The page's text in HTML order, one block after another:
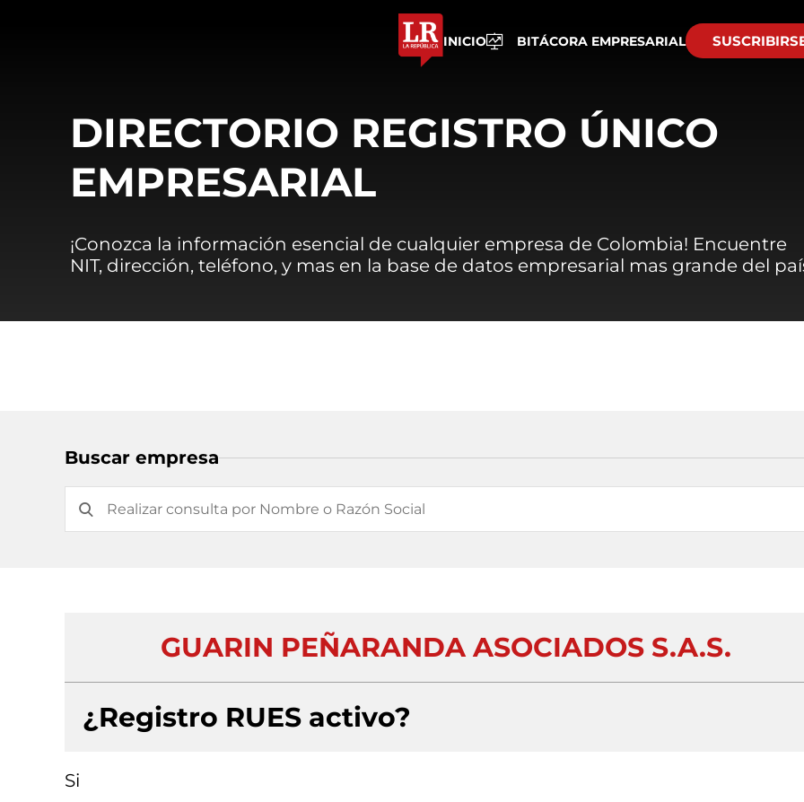
INICIO BITÁCORA EMPRESARIAL
DIRECTORIO REGISTRO ÚNICO
EMPRESARIAL
¡Conozca la información esencial de cualquier empresa de Colombia! Encuentre
NIT, dirección, teléfono, y mas en la base de datos empresarial mas grande del
Buscar empresa
GUARIN PEÑARANDA ASOCIADOS S.A.S.
¿Registro RUES activo?
Si